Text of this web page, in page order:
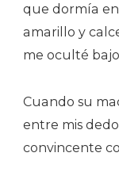
que dormía
amarillo y
me oculté
Cuando su
entre mis
convincente